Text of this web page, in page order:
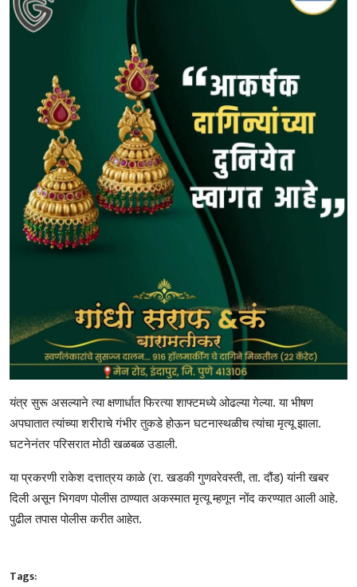
यंत्र सुरू असल्याने त्या क्षणार्धात फिरत्या शाफ्टमध्ये ओढल्या गेल्या. या भीषण
अपघातात त्यांच्या शरीराचे गंभीर तुकडे होऊन घटनास्थळीच त्यांचा मृत्यू झाला.
घटनेनंतर परिसरात मोठी खळबळ उडाली.
या प्रकरणी राकेश दत्तात्रय काळे (रा. खडकी गुणवरेवस्ती, ता. दौंड) यांनी खबर
दिली असून भिगवण पोलीस ठाण्यात अकस्मात मृत्यू म्हणून नोंद करण्यात आली आहे.
पुढील तपास पोलीस करीत आहेत.
Tags: